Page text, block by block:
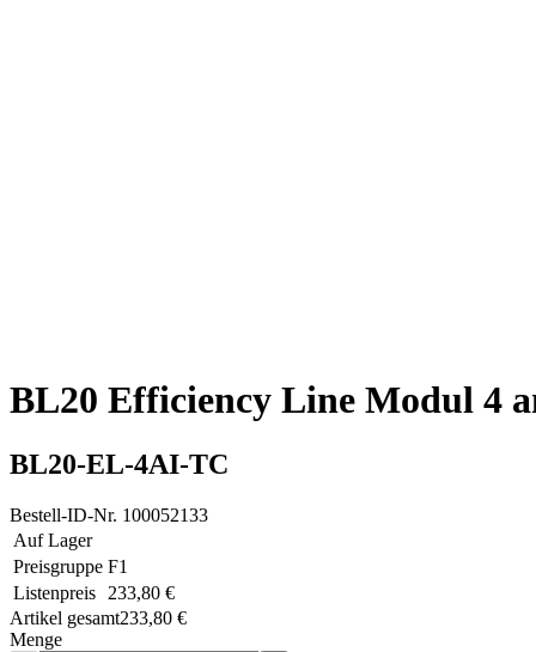
BL20 Efficiency Line Modul 4
BL20-EL-4AI-TC
Bestell-ID-Nr. 100052133
Auf Lager
Preisgruppe F1
Listenpreis
233,80 €
Artikel gesamt233,80 €
Menge